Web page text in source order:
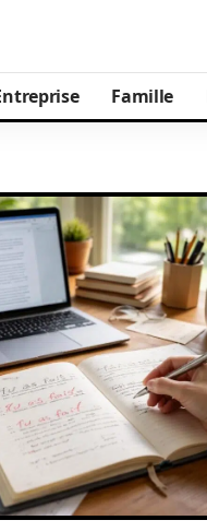
Famille